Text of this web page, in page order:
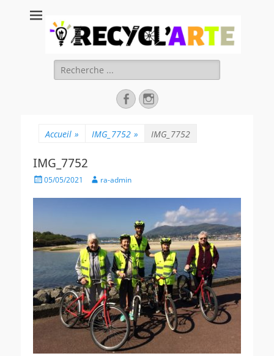
Recycl'Arte, faire
soi-même et
réduire les
déchets
Rechercher :
FacebookInstagram
Accueil » IMG_7752 » IMG_7752
IMG_7752
Posted05/05/2021 Authorra-admin